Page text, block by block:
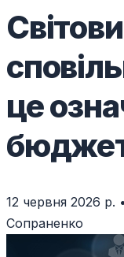
це
12 червня 2026 р. •
Сопраненко